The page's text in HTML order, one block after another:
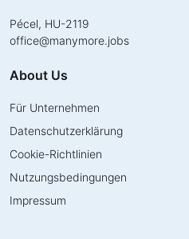
Pécel, HU-2119
office@manymore.jobs
About Us
Für Unternehmen
Datenschutzerklärung
Cookie-Richtlinien
Nutzungsbedingungen
Impressum